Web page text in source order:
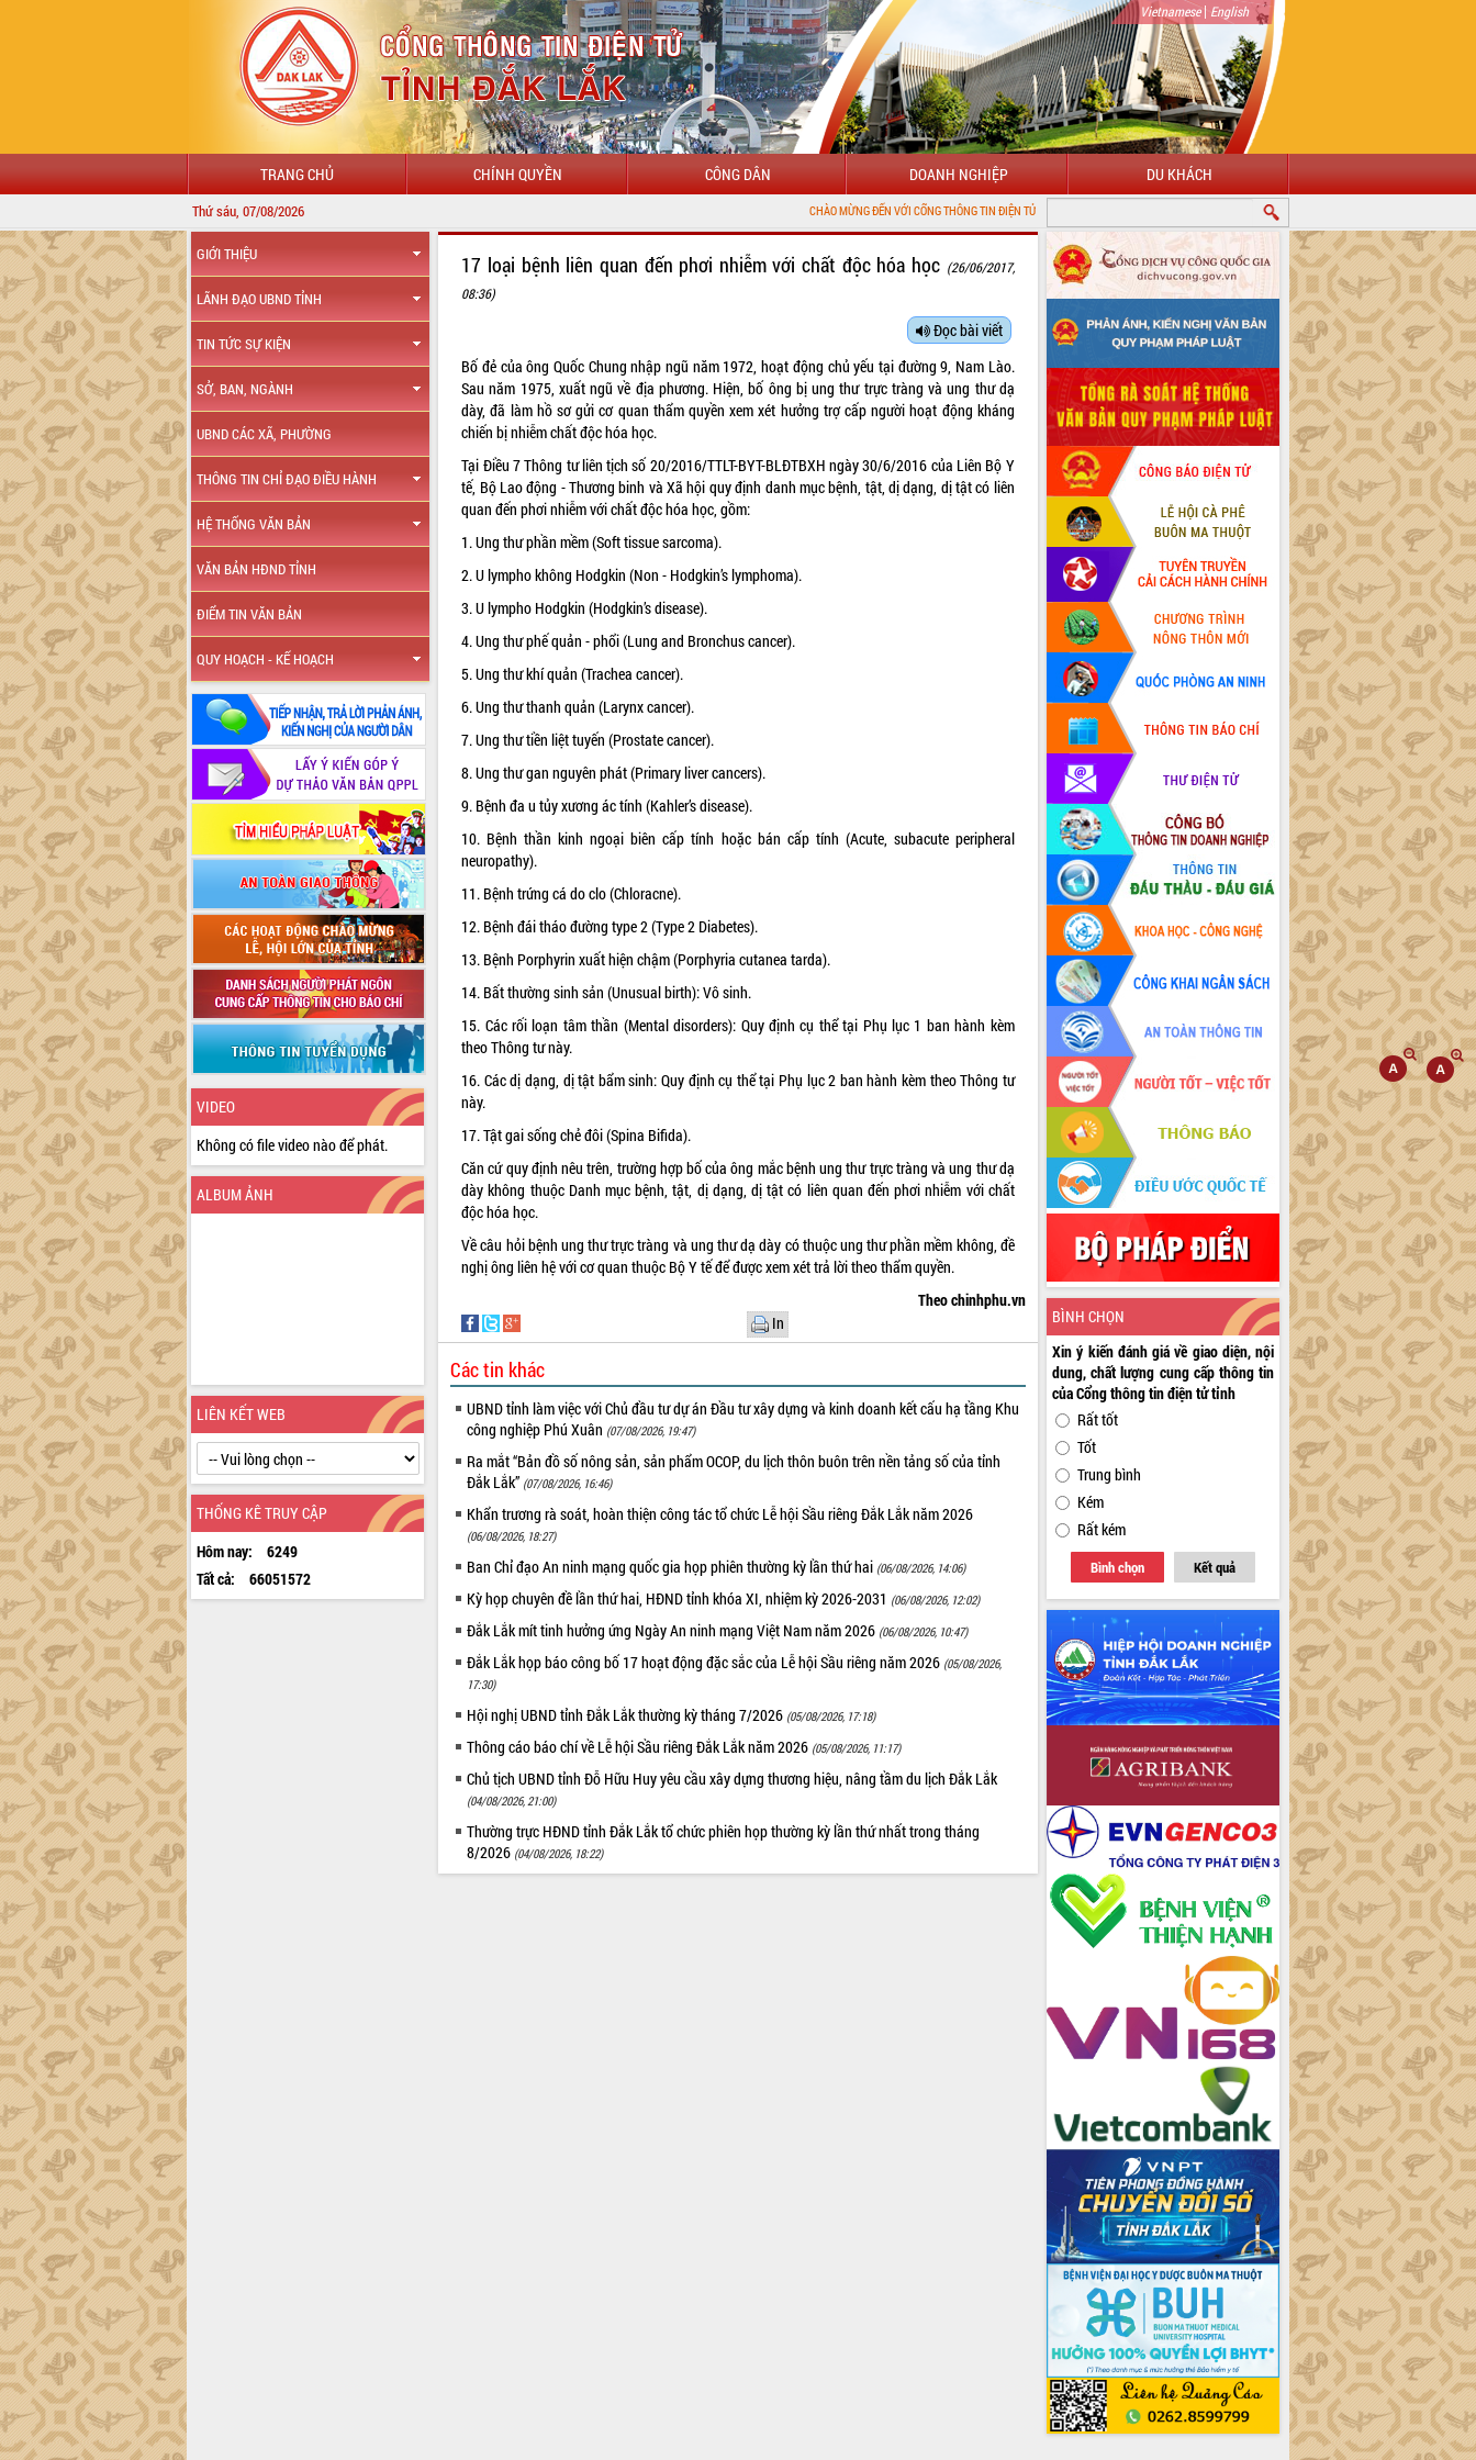
Vietnamese| English
TRANG CHỦ CHÍNH QUYỀN CÔNG DÂN DOANH NGHIỆP DU KHÁCH
Thứ sáu, 07/08/2026 CHÀO MỪNG ĐẾN VỚI CỔNG THÔNG TIN ĐIỆN TỬ TỈNH ĐẮK LẮK
GIỚI THIỆU
LÃNH ĐẠO UBND TỈNH
TIN TỨC SỰ KIỆN
SỞ, BAN, NGÀNH
UBND CÁC XÃ, PHƯỜNG
THÔNG TIN CHỈ ĐẠO ĐIỀU HÀNH
HỆ THỐNG VĂN BẢN
VĂN BẢN HĐND TỈNH
ĐIỂM TIN VĂN BẢN
QUY HOẠCH - KẾ HOẠCH
VIDEO
Không có file video nào để phát.
ALBUM ẢNH
LIÊN KẾT WEB
THỐNG KÊ TRUY CẬP
Hôm nay:
6249
Tất cả:
66051572
17 loại bệnh liên quan đến phơi nhiễm với chất độc hóa học (26/06/2017,
08:36)
Đọc bài viết
Bố đẻ của ông Quốc Chung nhập ngũ năm 1972, hoạt động chủ yếu tại đường 9, Nam Lào.
Sau năm 1975, xuất ngũ về địa phương. Hiện, bố ông bị ung thư trực tràng và ung thư dạ
dày, đã làm hồ sơ gửi cơ quan thẩm quyền xem xét hưởng trợ cấp người hoạt động kháng
chiến bị nhiễm chất độc hóa học.
Tại Điều 7 Thông tư liên tịch số 20/2016/TTLT-BYT-BLĐTBXH ngày 30/6/2016 của Liên Bộ Y
tế, Bộ Lao động - Thương binh và Xã hội quy định danh mục bệnh, tật, dị dạng, dị tật có liên
quan đến phơi nhiễm với chất độc hóa học, gồm:
1. Ung thư phần mềm (Soft tissue sarcoma).
2. U lympho không Hodgkin (Non - Hodgkin’s lymphoma).
3. U lympho Hodgkin (Hodgkin’s disease).
4. Ung thư phế quản - phổi (Lung and Bronchus cancer).
5. Ung thư khí quản (Trachea cancer).
6. Ung thư thanh quản (Larynx cancer).
7. Ung thư tiền liệt tuyến (Prostate cancer).
8. Ung thư gan nguyên phát (Primary liver cancers).
9. Bệnh đa u tủy xương ác tính (Kahler’s disease).
10. Bệnh thần kinh ngoại biên cấp tính hoặc bán cấp tính (Acute, subacute peripheral
neuropathy).
11. Bệnh trứng cá do clo (Chloracne).
12. Bệnh đái tháo đường type 2 (Type 2 Diabetes).
13. Bệnh Porphyrin xuất hiện chậm (Porphyria cutanea tarda).
14. Bất thường sinh sản (Unusual birth): Vô sinh.
15. Các rối loạn tâm thần (Mental disorders): Quy định cụ thể tại Phụ lục 1 ban hành kèm
theo Thông tư này.
16. Các dị dạng, dị tật bẩm sinh: Quy định cụ thể tại Phụ lục 2 ban hành kèm theo Thông tư
này.
17. Tật gai sống chẻ đôi (Spina Bifida).
Căn cứ quy định nêu trên, trường hợp bố của ông mắc bệnh ung thư trực tràng và ung thư dạ
dày không thuộc Danh mục bệnh, tật, dị dạng, dị tật có liên quan đến phơi nhiễm với chất
độc hóa học.
Về câu hỏi bệnh ung thư trực tràng và ung thư dạ dày có thuộc ung thư phần mềm không, đề
nghị ông liên hệ với cơ quan thuộc Bộ Y tế để được xem xét trả lời theo thẩm quyền.
Theo chinhphu.vn
In
Các tin khác
UBND tỉnh làm việc với Chủ đầu tư dự án Đầu tư xây dựng và kinh doanh kết cấu hạ tầng Khu
công nghiệp Phú Xuân (07/08/2026, 19:47)
Ra mắt “Bản đồ số nông sản, sản phẩm OCOP, du lịch thôn buôn trên nền tảng số của tỉnh
Đắk Lắk” (07/08/2026, 16:46)
Khẩn trương rà soát, hoàn thiện công tác tổ chức Lễ hội Sầu riêng Đắk Lắk năm 2026
(06/08/2026, 18:27)
Ban Chỉ đạo An ninh mạng quốc gia họp phiên thường kỳ lần thứ hai (06/08/2026, 14:06)
Kỳ họp chuyên đề lần thứ hai, HĐND tỉnh khóa XI, nhiệm kỳ 2026-2031 (06/08/2026, 12:02)
Đắk Lắk mít tinh hưởng ứng Ngày An ninh mạng Việt Nam năm 2026 (06/08/2026, 10:47)
Đắk Lắk họp báo công bố 17 hoạt động đặc sắc của Lễ hội Sầu riêng năm 2026 (05/08/2026,
17:30)
Hội nghị UBND tỉnh Đắk Lắk thường kỳ tháng 7/2026 (05/08/2026, 17:18)
Thông cáo báo chí về Lễ hội Sầu riêng Đắk Lắk năm 2026 (05/08/2026, 11:17)
Chủ tịch UBND tỉnh Đỗ Hữu Huy yêu cầu xây dựng thương hiệu, nâng tầm du lịch Đắk Lắk
(04/08/2026, 21:00)
Thường trực HĐND tỉnh Đắk Lắk tổ chức phiên họp thường kỳ lần thứ nhất trong tháng
8/2026 (04/08/2026, 18:22)
BÌNH CHỌN
Xin ý kiến đánh giá về giao diện, nội
dung, chất lượng cung cấp thông tin
của Cổng thông tin điện tử tỉnh
Rất tốt
Tốt
Trung bình
Kém
Rất kém
Bình chọn Kết quả